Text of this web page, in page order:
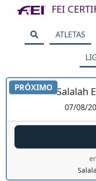
FEI
ATLETAS
PRÓXIMO Salalah
07/08/